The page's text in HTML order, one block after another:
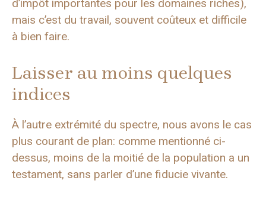
d’impôt importantes pour les domaines riches),
mais c’est du travail, souvent coûteux et difficile
à bien faire.
Laisser au moins quelques
indices
À l’autre extrémité du spectre, nous avons le cas
plus courant de plan: comme mentionné ci-
dessus, moins de la moitié de la population a un
testament, sans parler d’une fiducie vivante.